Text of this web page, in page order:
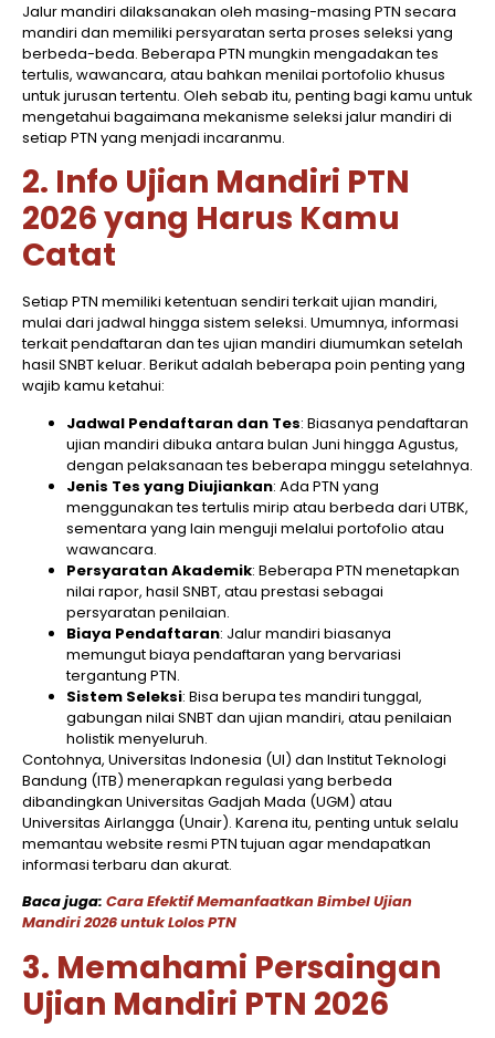
Jalur mandiri dilaksanakan oleh masing-masing PTN secara
mandiri dan memiliki persyaratan serta proses seleksi yang
berbeda-beda. Beberapa PTN mungkin mengadakan tes
tertulis, wawancara, atau bahkan menilai portofolio khusus
untuk jurusan tertentu. Oleh sebab itu, penting bagi kamu untuk
mengetahui bagaimana mekanisme seleksi jalur mandiri di
setiap PTN yang menjadi incaranmu.
2. Info Ujian Mandiri PTN
2026 yang Harus Kamu
Catat
Setiap PTN memiliki ketentuan sendiri terkait ujian mandiri,
mulai dari jadwal hingga sistem seleksi. Umumnya, informasi
terkait pendaftaran dan tes ujian mandiri diumumkan setelah
hasil SNBT keluar. Berikut adalah beberapa poin penting yang
wajib kamu ketahui:
Jadwal Pendaftaran dan Tes: Biasanya pendaftaran
ujian mandiri dibuka antara bulan Juni hingga Agustus,
dengan pelaksanaan tes beberapa minggu setelahnya.
Jenis Tes yang Diujiankan: Ada PTN yang
menggunakan tes tertulis mirip atau berbeda dari UTBK,
sementara yang lain menguji melalui portofolio atau
wawancara.
Persyaratan Akademik: Beberapa PTN menetapkan
nilai rapor, hasil SNBT, atau prestasi sebagai
persyaratan penilaian.
Biaya Pendaftaran: Jalur mandiri biasanya
memungut biaya pendaftaran yang bervariasi
tergantung PTN.
Sistem Seleksi: Bisa berupa tes mandiri tunggal,
gabungan nilai SNBT dan ujian mandiri, atau penilaian
holistik menyeluruh.
Contohnya, Universitas Indonesia (UI) dan Institut Teknologi
Bandung (ITB) menerapkan regulasi yang berbeda
dibandingkan Universitas Gadjah Mada (UGM) atau
Universitas Airlangga (Unair). Karena itu, penting untuk selalu
memantau website resmi PTN tujuan agar mendapatkan
informasi terbaru dan akurat.
Baca juga: Cara Efektif Memanfaatkan Bimbel Ujian
Mandiri 2026 untuk Lolos PTN
3. Memahami Persaingan
Ujian Mandiri PTN 2026